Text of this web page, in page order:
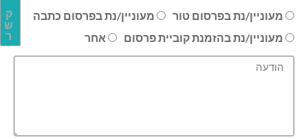
ק
ש
ר
מעוניין/נת בפרסום טור
מעוניין/נת בפרסום כתבה
מעוניין/נת בהזמנת קוביית פרסום
אחר